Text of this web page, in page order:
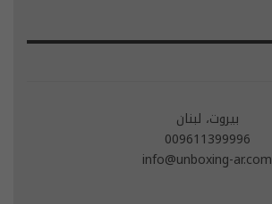
بيروت، لبنان
009611399996
info@unboxing-ar.com